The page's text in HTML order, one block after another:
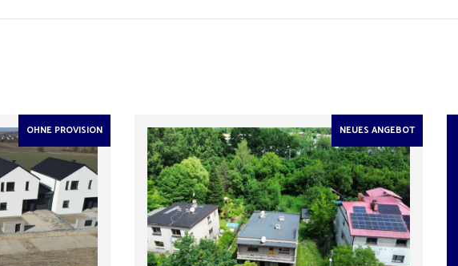
OHNE PROVISION NEUES ANGEBOT